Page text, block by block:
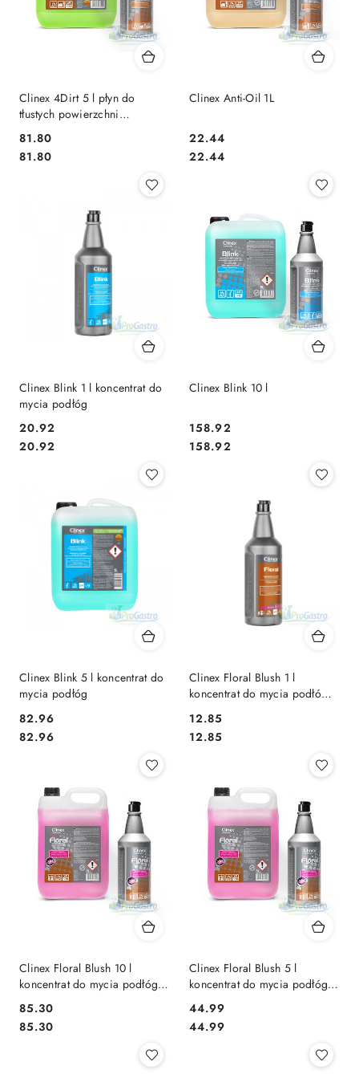
Clinex 4Dirt 5 l płyn do
tłustych powierzchni
Cena:
81.80
Cena:
81.80
Clinex Anti-Oil 1L
Cena:
22.44
Cena:
22.44
Clinex Blink 1 l koncentrat do
mycia podłóg
Cena:
20.92
Cena:
20.92
Clinex Blink 10 l
Cena:
158.92
Cena:
158.92
Clinex Blink 5 l koncentrat do
mycia podłóg
Cena:
82.96
Cena:
82.96
Clinex Floral Blush 1 l
koncentrat do mycia podłów
Cena:
12.85
Cena:
12.85
Clinex Floral Blush 10 l
koncentrat do mycia podłóg
Cena:
85.30
Cena:
85.30
Clinex Floral Blush 5 l
koncentrat do mycia podłóg
Cena:
44.99
Cena:
44.99